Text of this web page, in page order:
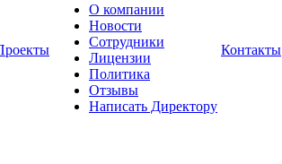
О компании
Новости
Сотрудники
Лицензии
Политика
Отзывы
Написать Директору
Контакты